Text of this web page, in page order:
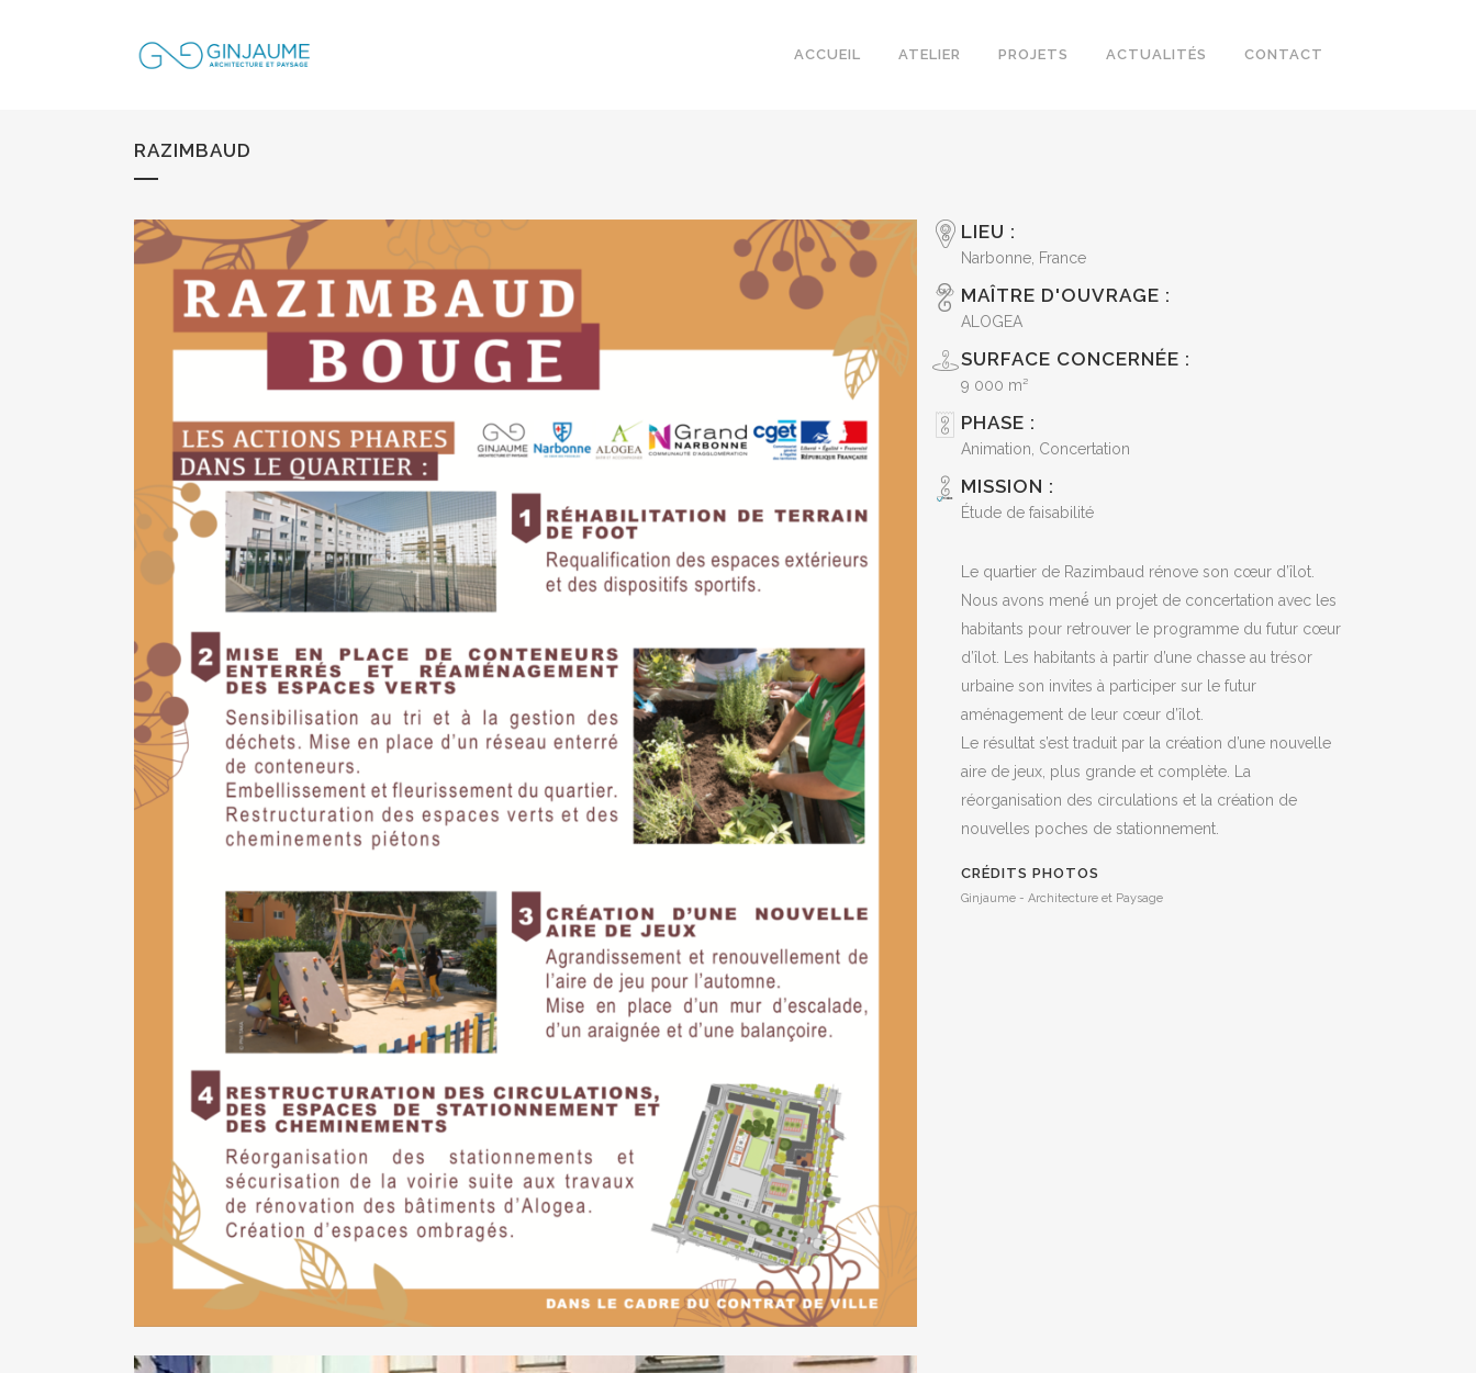
ACCUEIL ATELIER PROJETS ACTUALITÉS CONTACT
RAZIMBAUD
LIEU :
Narbonne, France
MAÎTRE D'OUVRAGE :
ALOGEA
SURFACE CONCERNÉE :
9 000 m²
PHASE :
Animation, Concertation
MISSION :
Étude de faisabilité
Le quartier de Razimbaud rénove son cœur d’îlot.
Nous avons mené́ un projet de concertation avec les
habitants pour retrouver le programme du futur cœur
d’îlot. Les habitants à partir d’une chasse au trésor
urbaine son invites à participer sur le futur
aménagement de leur cœur d’îlot.
Le résultat s’est traduit par la création d’une nouvelle
aire de jeux, plus grande et complète. La
réorganisation des circulations et la création de
nouvelles poches de stationnement.
CRÉDITS PHOTOS
Ginjaume - Architecture et Paysage